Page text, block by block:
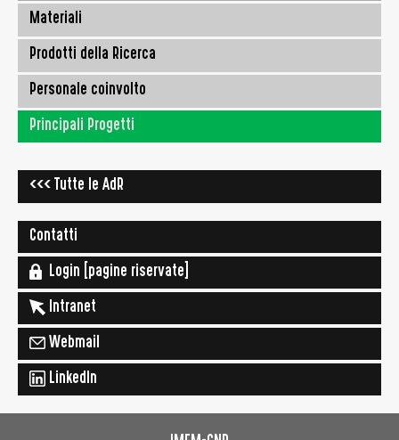
Materiali
Prodotti della Ricerca
Personale coinvolto
Principali Progetti
<<< Tutte le AdR
Contatti
Login [pagine riservate]
Intranet
Webmail
LinkedIn